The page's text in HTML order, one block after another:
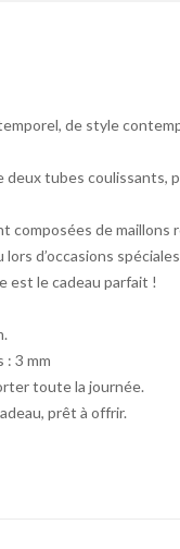
de style
deux tubes
composées de maillons
d’occasions
est le cadeau parfait !
: 3 mm
toute la journée.
prêt à offrir.